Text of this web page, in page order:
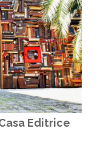
Editrice